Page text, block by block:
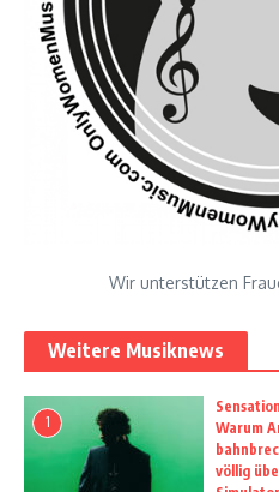
Wir unterstützen
Weitere Musiknews
1
Warum
völlig